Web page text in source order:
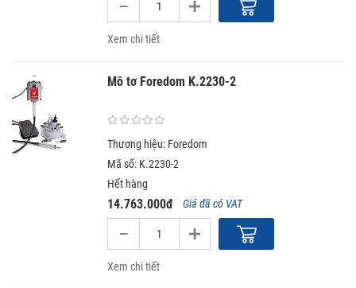
Xem chi tiết
Mô tơ Foredom K.2230-2
Thương hiệu: Foredom
Mã số: K.2230-2
Hết hàng
14.763.000đ Giá đã có VAT
Xem chi tiết